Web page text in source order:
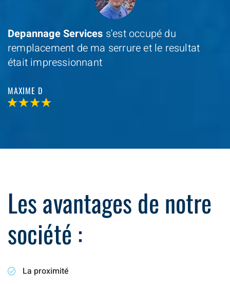
Depannage Services s'est occupé du
remplacement de ma serrure et le resultat
était impressionnant
MAXIME D
Les avantages de notre
société :
La proximité